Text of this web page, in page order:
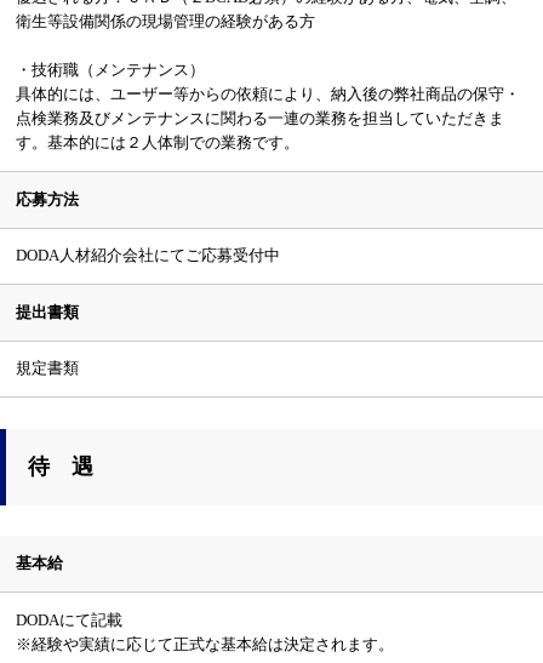
衛生等設備関係の現場管理の経験がある方
・技術職（メンテナンス）
具体的には、ユーザー等からの依頼により、納入後の弊社商品の保守・
点検業務及びメンテナンスに関わる一連の業務を担当していただきま
す。基本的には２人体制での業務です。
応募方法
DODA人材紹介会社にてご応募受付中
提出書類
規定書類
待 遇
基本給
DODAにて記載
※経験や実績に応じて正式な基本給は決定されます。